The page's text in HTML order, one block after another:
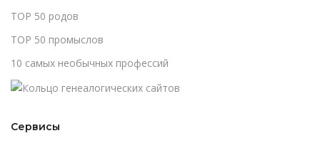
TOP 50 родов
TOP 50 промыслов
10 самых необычных профессий
Сервисы